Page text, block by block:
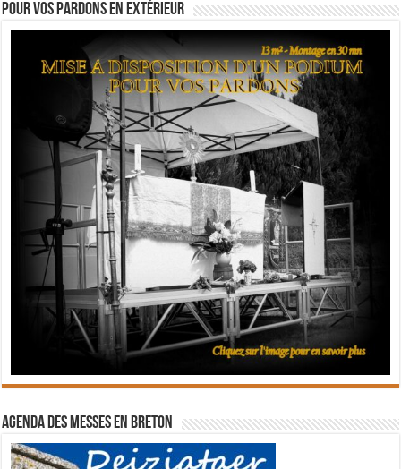
Pour vos pardons en extérieur
Agenda des messes en breton